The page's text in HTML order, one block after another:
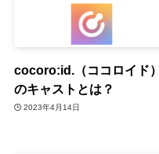
cocoro:id.（ココロイド）
のキャストとは？
2023年4月14日